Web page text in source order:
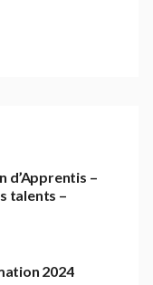
d’Apprentis –
talents –
2024